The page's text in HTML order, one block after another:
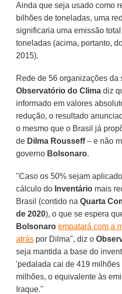
Ainda que seja usado como
bilhões de toneladas, uma
significaria uma emissão
toneladas (acima, portanto,
2015).
Rede de 56 organizações da
Observatório do Clima diz
informado em valores
redução, o resultado
o mesmo que o Brasil já
de Dilma Rousseff– e não
governo Bolsonaro.
"Caso os 50% sejam
cálculo do Inventário mais
Brasil (contido naQuarta
de 2020), o que se espera
Bolsonaro empatará com a
atrás por Dilma", diz o
seja mantida a base do
'pedalada cai de 419
milhões, o equivalente às
Iraque."